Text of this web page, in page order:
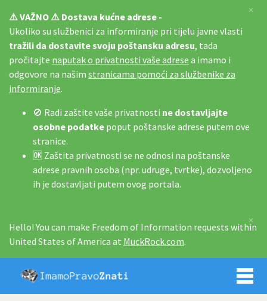
⚠️ VAŽNO ⚠️ Dostava kućne adrese -
Ukoliko su službenici za informiranje pri tijelu javne vlasti
tražili da dostavite svoju poštansku adresu, tada
pročitajte naputak o privatnosti vaše adrese a imamo i
odgovore na našim stranicama pomoći za službenike za
informiranje.
🚫 Radi zaštite vaše privatnosti ne dostavljajte
osobne podatke poput poštanske adrese putem ove
stranice.
🆗 Zaštita privatnosti se ne odnosi na poštanske
adrese pravnih osoba (npr. udruge, tvrtke), dozvoljeno
ih je dostavljati putem ovog portala.
×
Hello! You can make Freedom of Information requests within
United States of America at MuckRock.com.
×
Imamo